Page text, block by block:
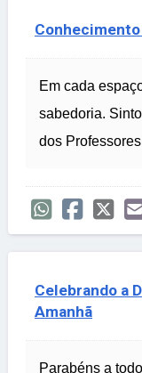
Em cada
sabedoria.
dos
Celebrando a
Amanhã
Parabéns a